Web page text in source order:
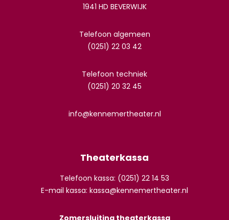
1941 HD BEVERWIJK
Telefoon algemeen
(0251) 22 03 42
Telefoon techniek
(0251) 20 32 45
info@kennemertheater.nl
Theaterkassa
Telefoon kassa: (0251) 22 14 53
E-mail kassa: kassa@kennemertheater.nl
Zomersluiting theaterkassa